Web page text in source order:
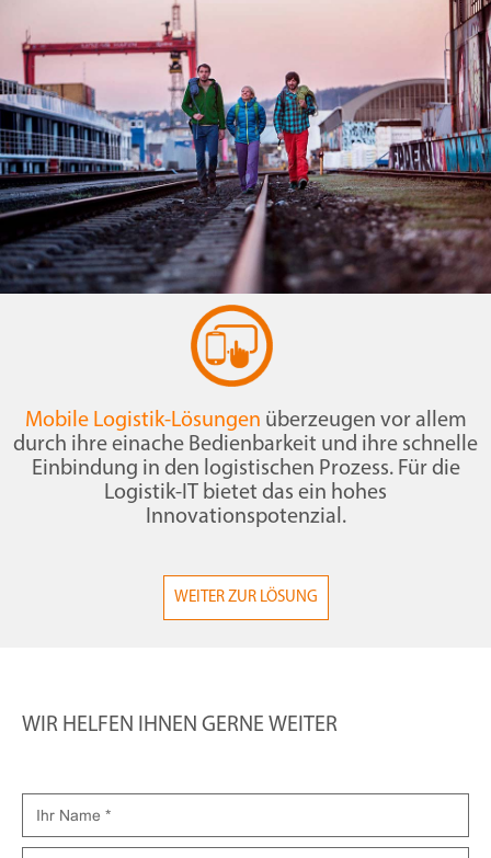
Mobile Logistik-Lösungen überzeugen vor allem
durch ihre einache Bedienbarkeit und ihre schnelle
Einbindung in den logistischen Prozess. Für die
Logistik-IT bietet das ein hohes
Innovationspotenzial.
WEITER ZUR LÖSUNG
WIR HELFEN IHNEN GERNE WEITER